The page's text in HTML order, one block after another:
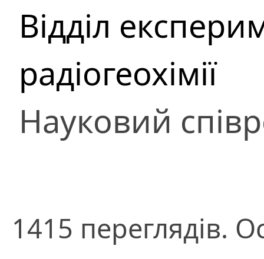
Відділ
радіогеохімії
Науковий
1415 переглядів.